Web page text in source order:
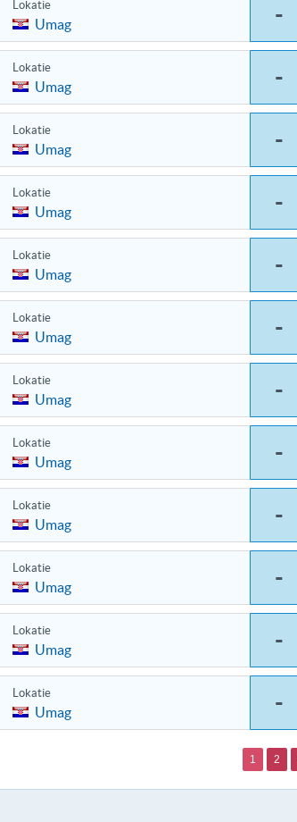
Lokatie
Umag -
Lokatie
Umag -
Lokatie
Umag -
Lokatie
Umag -
Lokatie
Umag -
Lokatie
Umag -
Lokatie
Umag -
Lokatie
Umag -
Lokatie
Umag -
Lokatie
Umag -
Lokatie
Umag -
Lokatie
Umag -
1 2